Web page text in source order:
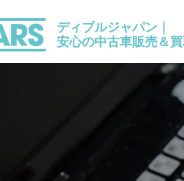
ディブルジャパン｜
安心の中古車販売＆